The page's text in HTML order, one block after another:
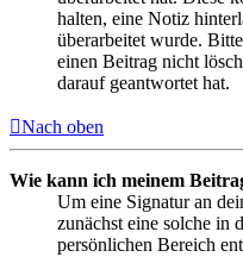
halten, eine Notiz
überarbeitet wurde.
einen Beitrag nicht
darauf geantwortet hat.
Nach oben
Wie kann ich meinem
Um eine Signatur an
zunächst eine solche in
persönlichen Bereich